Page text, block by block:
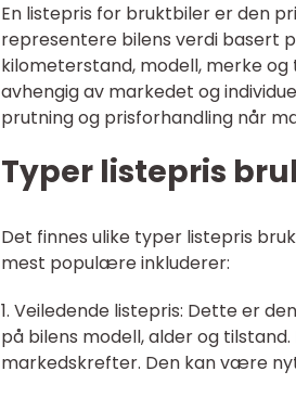
En listepris for bruktbiler er den
representere bilens verdi basert
kilometerstand, modell, merke
avhengig av markedet og
prutning og prisforhandling når
Typer listepris
Det finnes ulike typer listepris
mest populære inkluderer:
1. Veiledende listepris: Dette er
på bilens modell, alder og
markedskrefter. Den kan være